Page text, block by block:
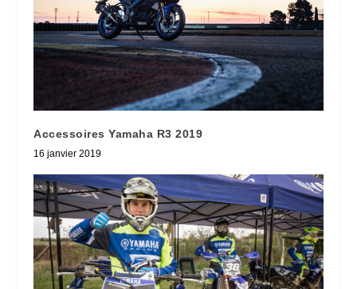
Accessoires Yamaha R3 2019
16 janvier 2019